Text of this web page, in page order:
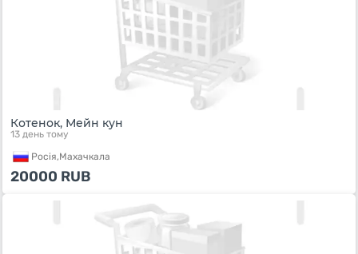
Котенок, Мейн кун
13 день тому
Росiя,Махачкала
20000 RUB